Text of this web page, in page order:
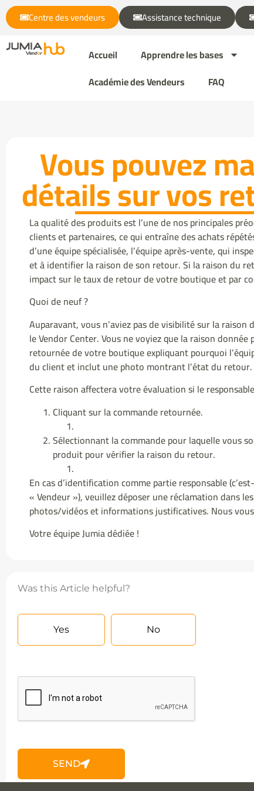
Centre des vendeurs Assistance technique
Accueil Apprendre les bases
Académie des Vendeurs
FAQ
Vous pouvez
détails sur vos
La qualité des produits est l’une de nos principales
clients et partenaires, ce qui entraîne des achats
d’une équipe spécialisée, l’équipe après-vente, qui
et à identifier la raison de son retour. Si la raison du
impact sur le taux de retour de votre boutique et par
Quoi de neuf ?
Auparavant, vous n’aviez pas de visibilité sur la
le Vendor Center. Vous ne voyiez que la raison
retournée de votre boutique expliquant pourquoi
du client et inclut une photo montrant l’état du retour.
Cette raison affectera votre évaluation si le
Cliquant sur la commande retournée.
Sélectionnant la commande pour laquelle vous
produit pour vérifier la raison du retour.
En cas d’identification comme partie responsable
« Vendeur »), veuillez déposer une réclamation dans
photos/vidéos et informations justificatives. Nous
Votre équipe Jumia dédiée !
Was this Article helpful?
Yes No
SEND